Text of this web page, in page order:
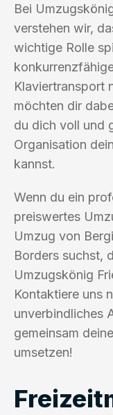
Bei
verstehen wir,
wichtige Rolle
Klaviertransport
möchten dir
du dich voll und
Organisation
kannst.
Wenn du ein
preiswertes
Umzug von
Borders suchst,
Umzugskönig
Kontaktiere uns
unverbindliches
gemeinsam
umsetzen!